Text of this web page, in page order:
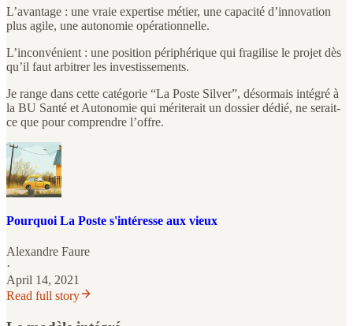
L’avantage : une vraie expertise métier, une capacité d’innovation
plus agile, une autonomie opérationnelle.
L’inconvénient : une position périphérique qui fragilise le projet dès
qu’il faut arbitrer les investissements.
Je range dans cette catégorie “La Poste Silver”, désormais intégré à
la BU Santé et Autonomie qui mériterait un dossier dédié, ne serait-
ce que pour comprendre l’offre.
Pourquoi La Poste s'intéresse aux vieux
Alexandre Faure
·
April 14, 2021
Read full story